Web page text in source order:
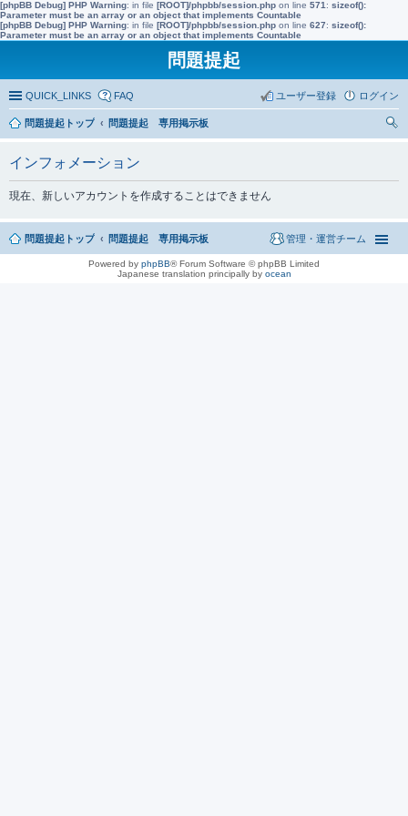
[phpBB Debug] PHP Warning: in file [ROOT]/phpbb/session.php on line 571 : sizeof():
Parameter must be an array or an object that implements Countable
[phpBB Debug] PHP Warning: in file [ROOT]/phpbb/session.php on line 627: sizeof():
Parameter must be an array or an object that implements Countable
問題提起
QUICK_LINKS FAQ ログイン
ユーザー登録
問題提起トップ
問題提起 専用掲示板
インフォメーション
現在、新しいアカウントを作成することはできません
問題提起トップ 問題提起 専用掲示板 管理・運営チーム
Powered by phpBB® Forum Software © phpBB Limited
Japanese translation principally by ocean